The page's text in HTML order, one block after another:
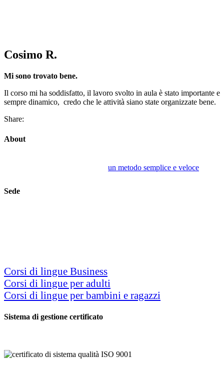
Cosimo R.
Mi sono trovato bene.
Il corso mi ha soddisfatto, il lavoro svolto in aula è stato importante e
sempre dinamico, credo che le attività siano state organizzate bene.
Share:
About
un metodo semplice e veloce
Sede
Corsi di lingue Business
Corsi di lingue per adulti
Corsi di lingue per bambini e ragazzi
Sistema di gestione certificato